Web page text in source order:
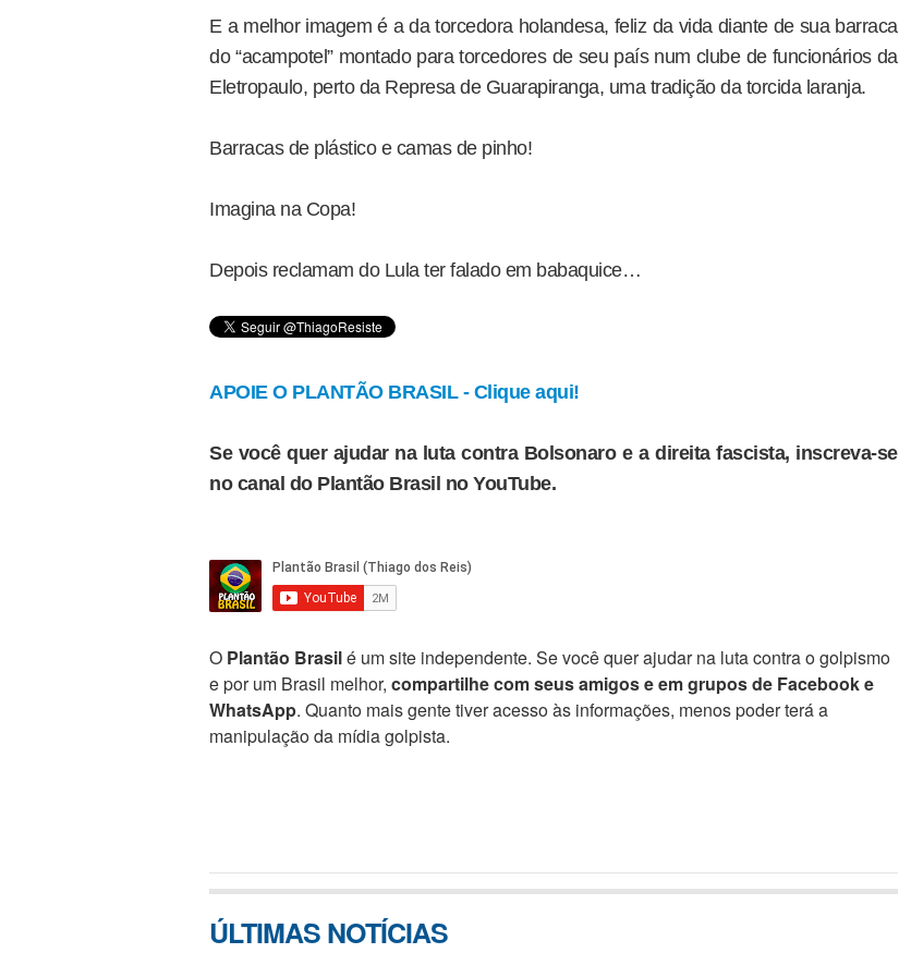
E a melhor imagem é a da torcedora holandesa, feliz da vida diante de sua barraca
do “acampotel” montado para torcedores de seu país num clube de funcionários da
Eletropaulo, perto da Represa de Guarapiranga, uma tradição da torcida laranja.
Barracas de plástico e camas de pinho!
Imagina na Copa!
Depois reclamam do Lula ter falado em babaquice…
APOIE O PLANTÃO BRASIL - Clique aqui!
Se você quer ajudar na luta contra Bolsonaro e a direita fascista, inscreva-se
no canal do Plantão Brasil no YouTube.
O Plantão Brasilé um site independente. Se você quer ajudar na luta contra o golpismo
e por um Brasil melhor, compartilhe com seus amigos e em grupos de Facebook e
WhatsApp. Quanto mais gente tiver acesso às informações, menos poder terá a
manipulação da mídia golpista.
ÚLTIMAS NOTÍCIAS